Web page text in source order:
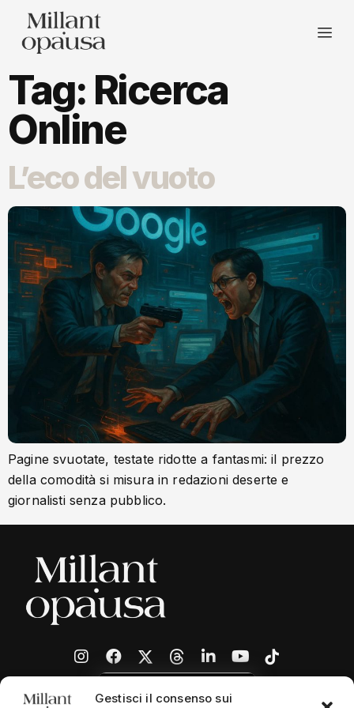
Gestisci il consenso sui
Tag: Ricerca
Online
L’eco del vuoto
Pagine svuotate, testate ridotte a fantasmi: il prezzo
della comodità si misura in redazioni deserte e
giornalisti senza pubblico.